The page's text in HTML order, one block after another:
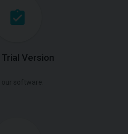
Version